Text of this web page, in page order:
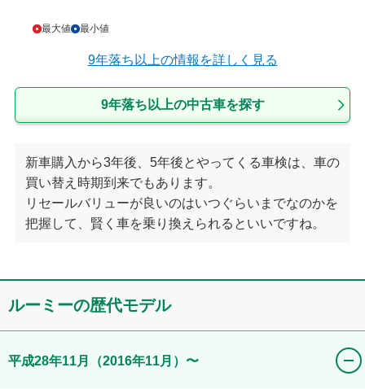
最大値 最小値
9年落ち以上の情報を詳しく見る
9年落ち以上の中古車を探す
新車購入から3年後、5年後とやってくる車検は、車の
買い替え時期到来でもあります。
リセールバリューが良いのはいつぐらいまでなのかを
把握して、賢く車を乗り換えられるといいですね。
ルーミーの歴代モデル
平成28年11月 （2016年11月） 〜